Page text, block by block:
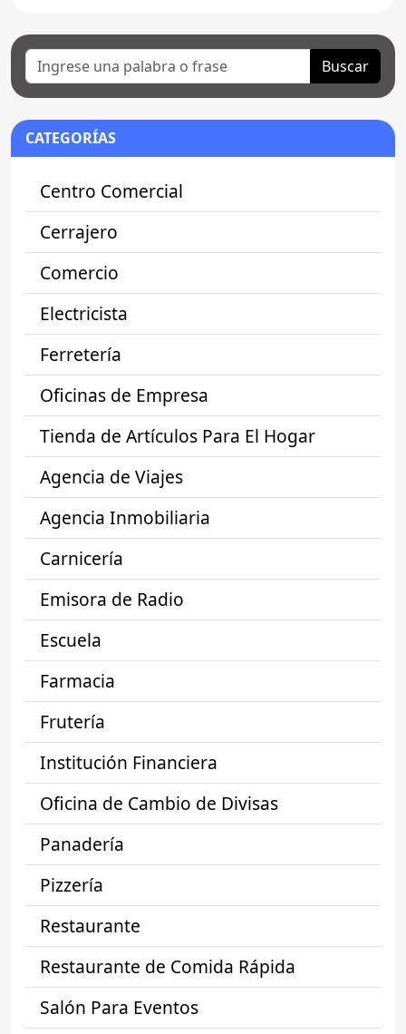
Buscar
CATEGORÍAS
Centro Comercial
Cerrajero
Comercio
Electricista
Ferretería
Oficinas de Empresa
Tienda de Artículos Para El Hogar
Agencia de Viajes
Agencia Inmobiliaria
Carnicería
Emisora de Radio
Escuela
Farmacia
Frutería
Institución Financiera
Oficina de Cambio de Divisas
Panadería
Pizzería
Restaurante
Restaurante de Comida Rápida
Salón Para Eventos